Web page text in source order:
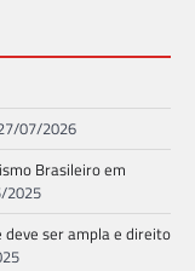
07/2026
Brasileiro em
2025
ser ampla e direito